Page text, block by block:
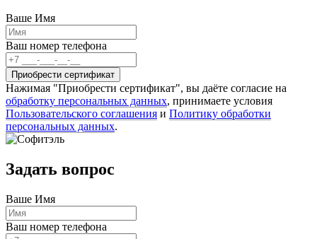
Ваше Имя
Ваш номер телефона
Нажимая "Приобрести сертификат", вы даёте согласие на
обработку персональных данных, принимаете условия
Пользовательского соглашения и Политику обработки
персональных данных.
Задать вопрос
Ваше Имя
Ваш номер телефона